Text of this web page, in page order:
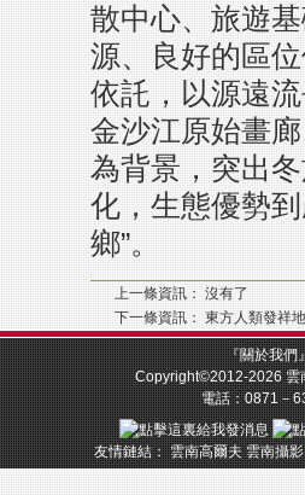
散中心、旅遊
源、良好的區
依託，以源遠
金沙江原始畫
為背景，突出
化，生態優勢
鄉”。
上一條資訊： 沒有了
下一條資訊： 東方人類發祥
『關於我們
Copyright©2012-2026雲
電話：0871－
友情鏈結：雲南高爾夫 雲南攝影